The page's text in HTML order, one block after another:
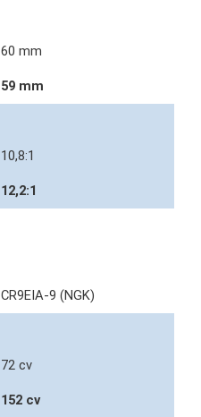
60 mm
59 mm
10,8:1
12,2:1
CR9EIA-9 (NGK)
72 cv
152 cv